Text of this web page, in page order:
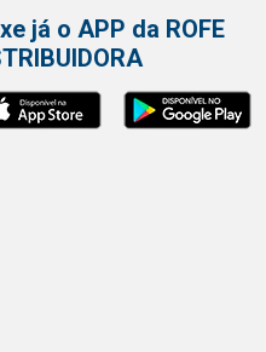
já o APP da ROFE